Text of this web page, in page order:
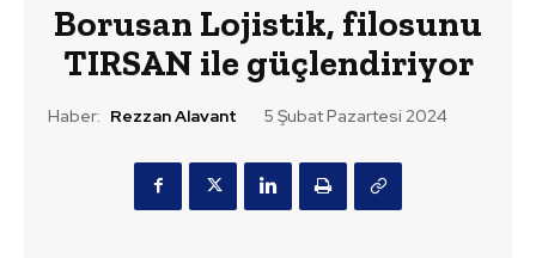
Borusan Lojistik, filosunu
TIRSAN ile güçlendiriyor
Haber: Rezzan Alavant 5 Şubat Pazartesi 2024